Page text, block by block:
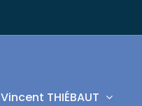
Vincent THIÉBAUT